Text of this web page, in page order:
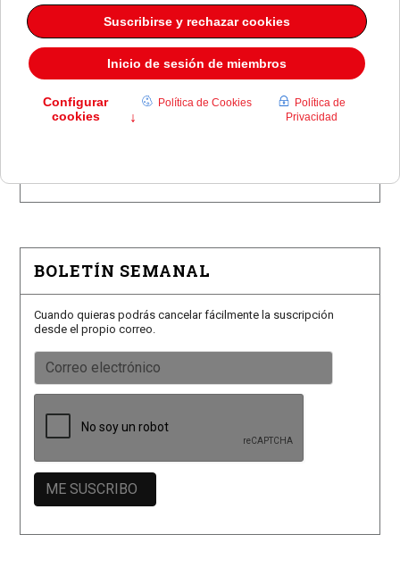
Pozuelo aprueba las 775 viviendas de Huerta Grande
Pozuelo confirma los conciertos para las fiestas
Pozuelo abre la venta de entradas para su feria
taurina
Román, Mora y Burdiel torearán en las Fiestas de
BOLETÍN SEMANAL
Cuando quieras podrás cancelar fácilmente la suscripción
desde el propio correo.